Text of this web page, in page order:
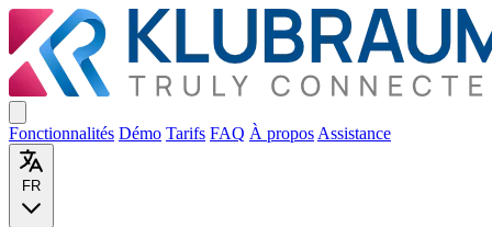
Fonctionnalités Démo Tarifs FAQ À propos Assistance
FR